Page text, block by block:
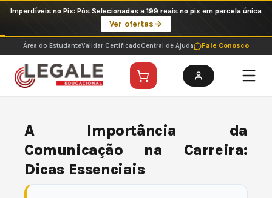
o
conteúdo
Imperdíveis no Pix: Pós Selecionadas a 199 reais no pix em parcela única
Ver ofertas
Área do EstudanteValidar CertificadoCentral de Ajuda Fale Conosco
A Importância da
Comunicação na Carreira:
Dicas Essenciais